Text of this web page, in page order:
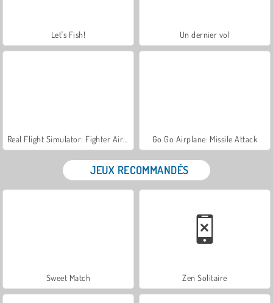
Let's Fish! Un dernier vol
Go Go Airplane: Missile Attack
JEUX RECOMMANDÉS
Sweet Match Zen Solitaire